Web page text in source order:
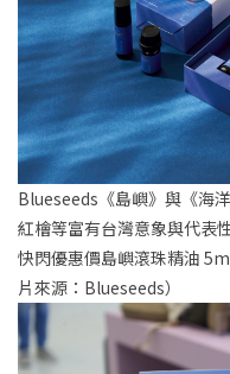
Blueseeds《島嶼》與《海
紅檜等富有台灣意象與代表
快閃優惠價島嶼滾珠精油
片來源：Blueseeds）